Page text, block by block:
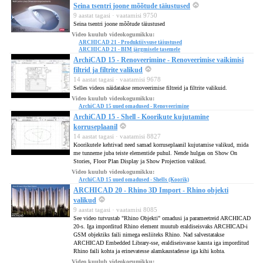
Seina tsentri joone mõõtude täiustused
9 aastat tagasi · vaatamisi 9750
Seina tsentri joone mõõtude täiustused
Video kuulub videokogumikku:
ARCHICAD 21 - Produktiivsuse täiustused
ARCHICAD 21 - BIM järgmisele tasemele
ArchiCAD 15 - Renoveerimine - Renoveerimise vaikimisi
filtrid ja filtrite valikud
14 aastat tagasi · vaatamisi 9678
Selles videos näidatakse renoveerimise filtreid ja filtrite valikuid.
Video kuulub videokogumikku:
ArchiCAD 15 uued omadused - Renoveerimine
ArchiCAD 15 - Shell - Koorikute kujutamine
korruseplaanil
14 aastat tagasi · vaatamisi 8827
Koorikutele kehtivad need samad korruseplaanil kujutamise valikud, mida
me tunneme juba teiste elementide puhul. Nende hulgas on Show On
Stories, Floor Plan Display ja Show Projection valikud.
Video kuulub videokogumikku:
ArchiCAD 15 uued omadused - Shells (Koorik)
ARCHICAD 20 - Rhino 3D Import - Rhino objekti
valikud
9 aastat tagasi · vaatamisi 8085
See video tutvustab "Rhino Objekti" omadusi ja parameetreid ARCHICAD
20-s. Iga imporditud Rhino element muutub eraldiseisvaks ARCHICAD-i
GSM objektiks faili nimega eesliiteks Rhino. Nad salvestatakse
ARCHICAD Embedded Library-sse, eraldiseisvasse kausta iga imporditud
Rhino faili kohta ja erinevatesse alamkaustadesse iga kihi kohta.
Video kuulub videokogumikku: